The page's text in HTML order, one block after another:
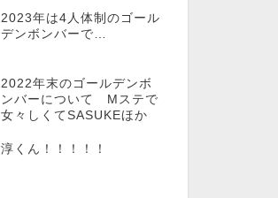
2023年は4人体制のゴール
デンボンバーで…
2022年末のゴールデンボ
ンバーについて Mステで
女々しくてSASUKEほか
淳くん！！！！！